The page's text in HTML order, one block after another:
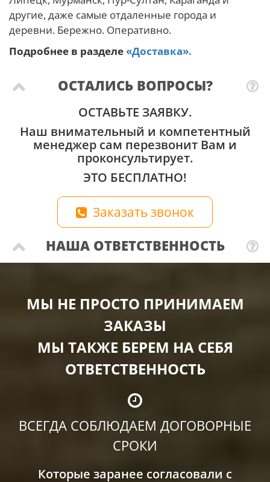
другие, даже самые отдаленные города и
деревни. Бережно. Оперативно.
Подробнее в разделе «Доставка».
ОСТАЛИСЬ ВОПРОСЫ?
ОСТАВЬТЕ ЗАЯВКУ.
Наш внимательный и компетентный
менеджер сам перезвонит Вам и
проконсультирует.
ЭТО БЕСПЛАТНО!
Заказать звонок
НАША ОТВЕТСТВЕННОСТЬ
МЫ НЕ ПРОСТО ПРИНИМАЕМ
ЗАКАЗЫ
МЫ ТАКЖЕ БЕРЕМ НА СЕБЯ
ОТВЕТСТВЕННОСТЬ
ВСЕГДА СОБЛЮДАЕМ ДОГОВОРНЫЕ
СРОКИ
Которые заранее согласовали с